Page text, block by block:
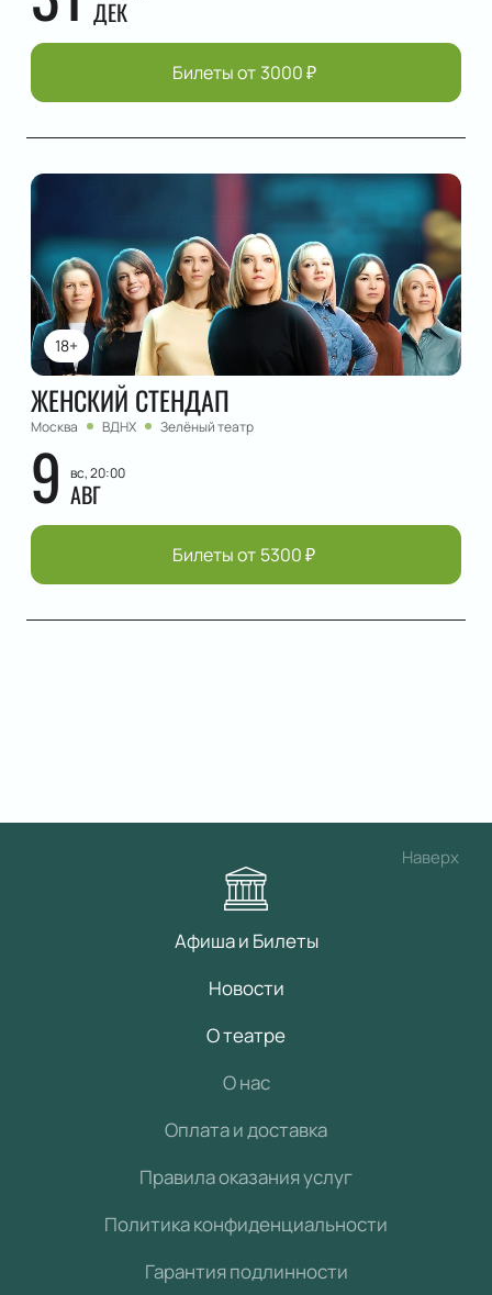
ДЕК
Билеты от 3000₽
18+
ЖЕНСКИЙ СТЕНДАП
Москва ВДНХ Зелёный театр
9 вс, 20:00
АВГ
Билеты от 5300₽
Наверх
Афиша и Билеты
Новости
О театре
О нас
Оплата и доставка
Правила оказания услуг
Политика конфиденциальности
Гарантия подлинности